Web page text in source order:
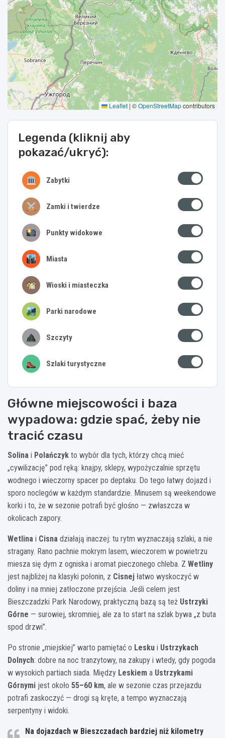
Leaflet | ©OpenStreetMapcontributors
Legenda (kliknij aby
pokazać/ukryć):
Zabytki
Zamki i twierdze
Punkty widokowe
Miasta
Wioski i miasteczka
Parki narodowe
Szczyty
Szlaki turystyczne
Główne miejscowości i baza
wypadowa: gdzie spać, żeby nie
tracić czasu
Solina i Polańczyk to wybór dla tych, którzy chcą mieć
„cywilizację” pod ręką: knajpy, sklepy, wypożyczalnie sprzętu
wodnego i wieczorny spacer po deptaku. Do tego łatwy dojazd i
sporo noclegów w każdym standardzie. Minusem są weekendowe
korki i to, że w sezonie potrafi być głośno — zwłaszcza w
okolicach zapory.
Wetlina i Cisna działają inaczej: tu rytm wyznaczają szlaki, a nie
stragany. Rano pachnie mokrym lasem, wieczorem w powietrzu
miesza się dym z ogniska i aromat pieczonego chleba. Z Wetliny
jest najbliżej na klasyki połonin, z Cisnej łatwo wyskoczyć w
doliny i na mniej zatłoczone przejścia. Jeśli celem jest
Bieszczadzki Park Narodowy, praktyczną bazą są też Ustrzyki
Górne — surowiej, skromniej, ale za to start na szlak bywa „z buta
spod drzwi”.
Po stronie „miejskiej” warto pamiętać o Lesku i Ustrzykach
Dolnych: dobre na noc tranzytowy, na zakupy i wtedy, gdy pogoda
w wysokich partiach siada. Między Leskiem a Ustrzykami
Górnymi jest około 55–60 km, ale w sezonie czas przejazdu
potrafi zaskoczyć — drogi są kręte, a tempo wyznaczają
serpentyny i widoki.
Na dojazdach w Bieszczadach bardziej niż kilometry